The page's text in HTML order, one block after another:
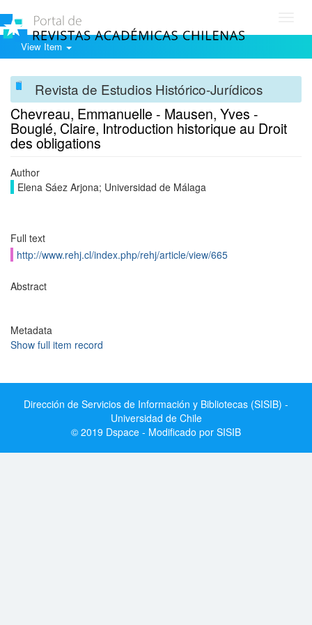
View Item
Revista de Estudios Histórico-Jurídicos
Chevreau, Emmanuelle - Mausen, Yves -
Bouglé, Claire, Introduction historique au Droit
des obligations
Author
Elena Sáez Arjona; Universidad de Málaga
Full text
http://www.rehj.cl/index.php/rehj/article/view/665
Abstract
Metadata
Show full item record
Dirección de Servicios de Información y Bibliotecas (SISIB) -
Universidad de Chile
© 2019 Dspace - Modificado por SISIB